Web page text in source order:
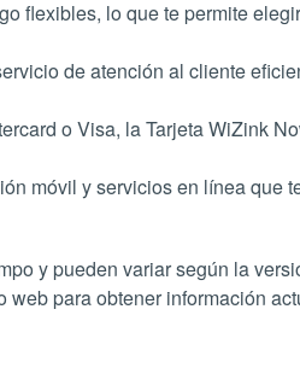
flexibles, lo que te permite
de atención al cliente
o Visa, la Tarjeta WiZink
móvil y servicios en línea que
y pueden variar según la
para obtener información